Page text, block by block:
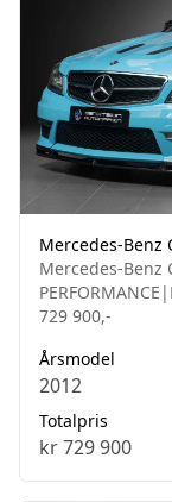
Mercedes-Benz
Mercedes-Benz
729 900,-
Årsmodel
2012
Totalpris
kr 729 900